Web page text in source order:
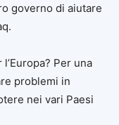
governo di aiutare
Per una
problemi in
nei vari Paesi